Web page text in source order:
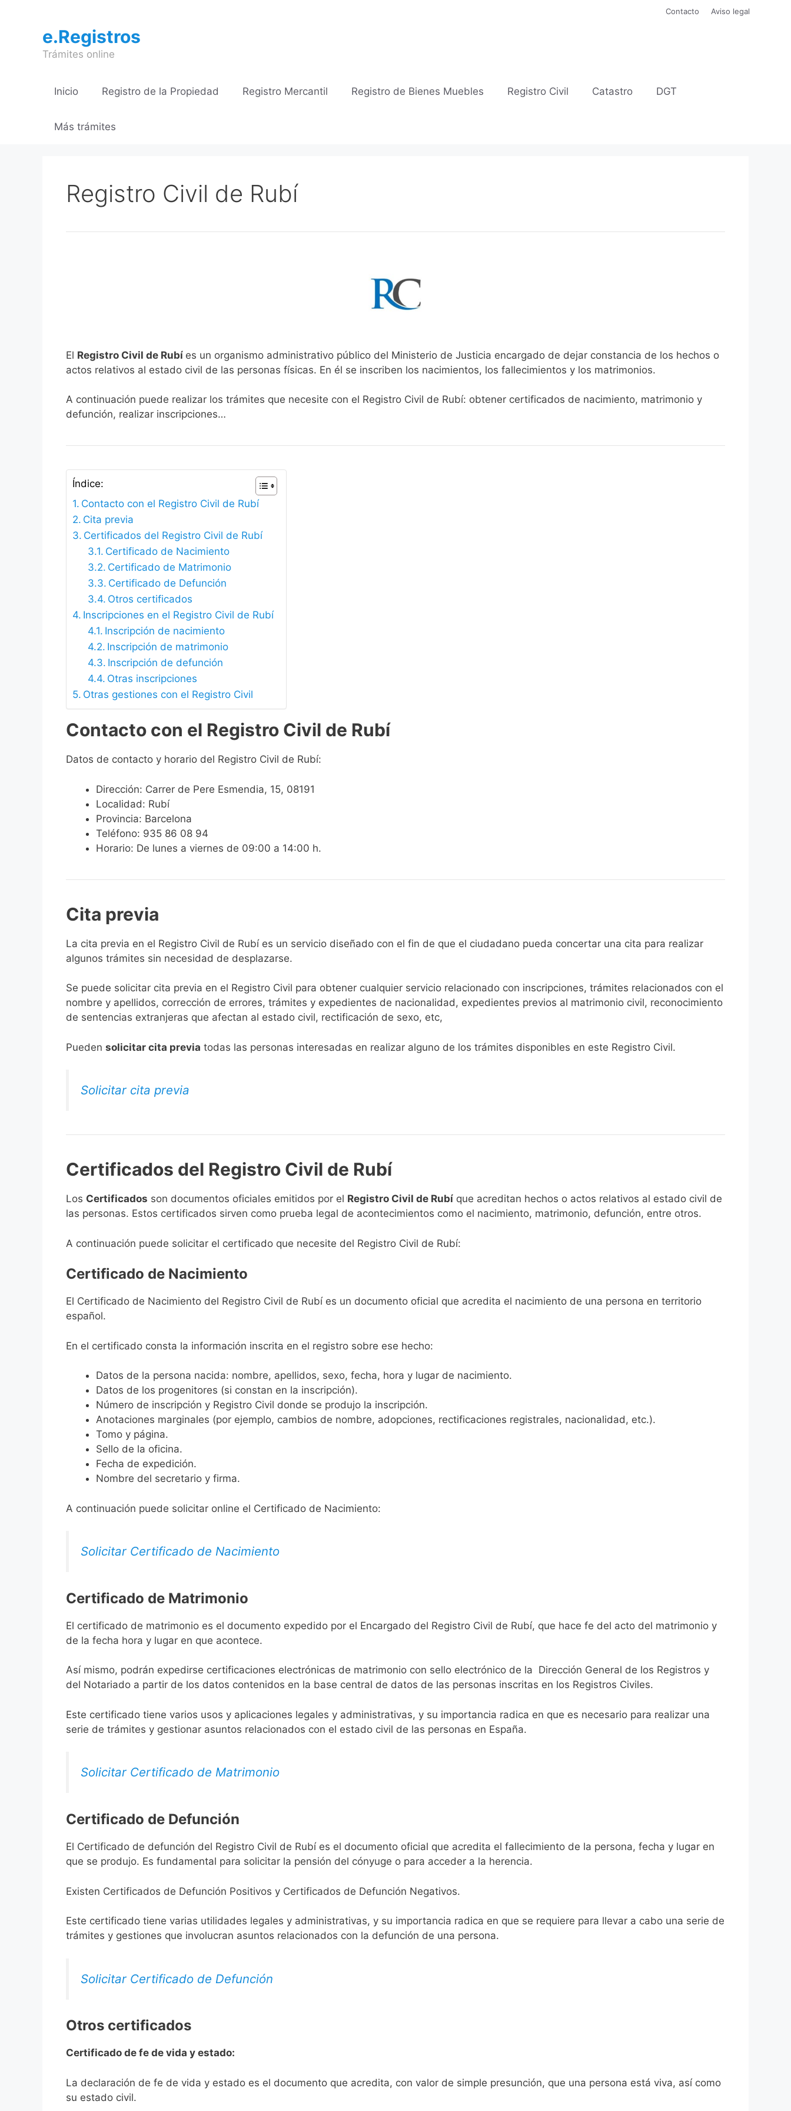
contenido
Contacto Aviso legal
e.Registros
Trámites online
Inicio Registro de la Propiedad Registro Mercantil Registro de Bienes Muebles Registro Civil Catastro DGT
Más trámites
Registro Civil de Rubí
El Registro Civil de Rubí es un organismo administrativo público del Ministerio de Justicia encargado de dejar constancia de los hechos o
actos relativos al estado civil de las personas físicas. En él se inscriben los nacimientos, los fallecimientos y los matrimonios.
A continuación puede realizar los trámites que necesite con el Registro Civil de Rubí: obtener certificados de nacimiento, matrimonio y
defunción, realizar inscripciones…
Índice:
Contacto con el Registro Civil de Rubí
Cita previa
Certificados del Registro Civil de Rubí
Certificado de Nacimiento
Certificado de Matrimonio
Certificado de Defunción
Otros certificados
Inscripciones en el Registro Civil de Rubí
Inscripción de nacimiento
Inscripción de matrimonio
Inscripción de defunción
Otras inscripciones
Otras gestiones con el Registro Civil
Contacto con el Registro Civil de Rubí
Datos de contacto y horario del Registro Civil de Rubí:
Dirección: Carrer de Pere Esmendia, 15, 08191
Localidad: Rubí
Provincia: Barcelona
Teléfono: 935 86 08 94
Horario: De lunes a viernes de 09:00 a 14:00 h.
Cita previa
​​​​​​​​​​​​​​​​​​​​​​​​​​​​La cita previa en el Registro Civil de Rubí es un servicio diseñado con el fin de que el ciudadano pueda concertar una cita para realizar
algunos trámites sin necesidad de desplazarse.​
Se puede solicitar cita previa en el Registro Civil para obtener cualquier servicio relacionado con inscripciones, trámites relacionados con el
nombre y apellidos, corrección de errores, trámites y expedientes de nacionalidad, expedientes previos al matrimonio civil, reconocimiento
de sentencias extranjeras que afectan al estado civil, rectificación de sexo, etc,
​Pueden solicitar cita previa todas las personas interesadas en realizar alguno de los trámites disponibles en este Registro Civil.​
Solicitar cita previa
Certificados del Registro Civil de Rubí
Los Certificados son documentos oficiales emitidos por el Registro Civil de Rubí que acreditan hechos o actos relativos al estado civil de
las personas. Estos certificados sirven como prueba legal de acontecimientos como el nacimiento, matrimonio, defunción, entre otros.
A continuación puede solicitar el certificado que necesite del Registro Civil de Rubí:
Certificado de Nacimiento
El Certificado de Nacimiento del Registro Civil de Rubí es un documento oficial que acredita el nacimiento de una persona en territorio
español.
En el certificado consta la información inscrita en el registro sobre ese hecho:
Datos de la persona nacida: nombre, apellidos, sexo, fecha, hora y lugar de nacimiento.
Datos de los progenitores (si constan en la inscripción).
Número de inscripción y Registro Civil donde se produjo la inscripción.
Anotaciones marginales (por ejemplo, cambios de nombre, adopciones, rectificaciones registrales, nacionalidad, etc.).
Tomo y página.
Sello de la oficina.
Fecha de expedición.
Nombre del secretario y firma.
A continuación puede solicitar online el Certificado de Nacimiento:
Solicitar Certificado de Nacimiento
Certificado de Matrimonio
El certificado de matrimonio es el documento expedido por el Encargado del Registro Civil de Rubí, que hace fe del acto del matrimonio y
de la fecha hora y lugar en que acontece.
Así mismo, podrán expedirse certificaciones electrónicas de matrimonio con sello electrónico de la Dirección General de los Registros y
del Notariado a partir de los datos contenidos en la base central de datos de las personas inscritas en los Registros Civiles.
Este certificado tiene varios usos y aplicaciones legales y administrativas, y su importancia radica en que es necesario para realizar una
serie de trámites y gestionar asuntos relacionados con el estado civil de las personas en España.
Solicitar Certificado de Matrimonio
Certificado de Defunción
El Certificado de defunción del Registro Civil de Rubí es el documento oficial que acredita el fallecimiento de la persona, fecha y lugar en
que se produjo. Es fundamental para solicitar la pensión del cónyuge o para acceder a la herencia.
Existen Certificados de Defunción Positivos y Certificados de Defunción Negativos.
Este certificado tiene varias utilidades legales y administrativas, y su importancia radica en que se requiere para llevar a cabo una serie de
trámites y gestiones que involucran asuntos relacionados con la defunción de una persona.
Solicitar Certificado de Defunción
Otros certificados
Certificado de fe de vida y estado:
La declaración de fe de vida y estado es el documento que acredita, con valor de simple presunción, que una persona está viva, así como
su estado civil.